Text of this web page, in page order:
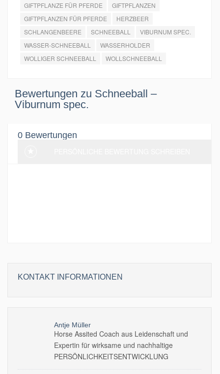
GIFTPFLANZE FÜR PFERDE
GIFTPFLANZEN
GIFTPFLANZEN FÜR PFERDE
HERZBEER
SCHLANGENBEERE
SCHNEEBALL
VIBURNUM SPEC.
WASSER-SCHNEEBALL
WASSERHOLDER
WOLLIGER SCHNEEBALL
WOLLSCHNEEBALL
Bewertungen zu Schneeball –
Viburnum spec.
0 Bewertungen
KONTAKT INFORMATIONEN
Antje Müller
Horse Assited Coach aus Leidenschaft und
Expertin für wirksame und nachhaltige
PERSÖNLICHKEITSENTWICKLUNG